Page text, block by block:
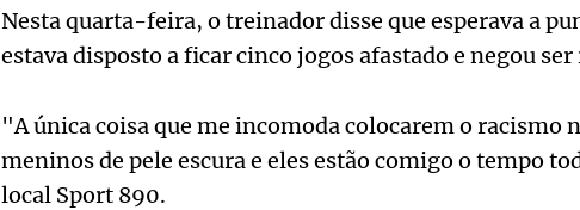
Nesta quarta-feira, o treinador disse que esperava a
estava disposto a ficar cinco jogos afastado e negou ser
"A única coisa que me incomoda colocarem o racismo
meninos de pele escura e eles estão comigo o tempo
local Sport 890.